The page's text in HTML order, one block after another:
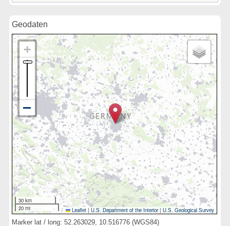
Geodaten
30 km
20 mi
Leaflet | U.S. Department of the Interior|U.S. Geological Survey
Marker lat / long: 52.263029, 10.516776 (WGS84)